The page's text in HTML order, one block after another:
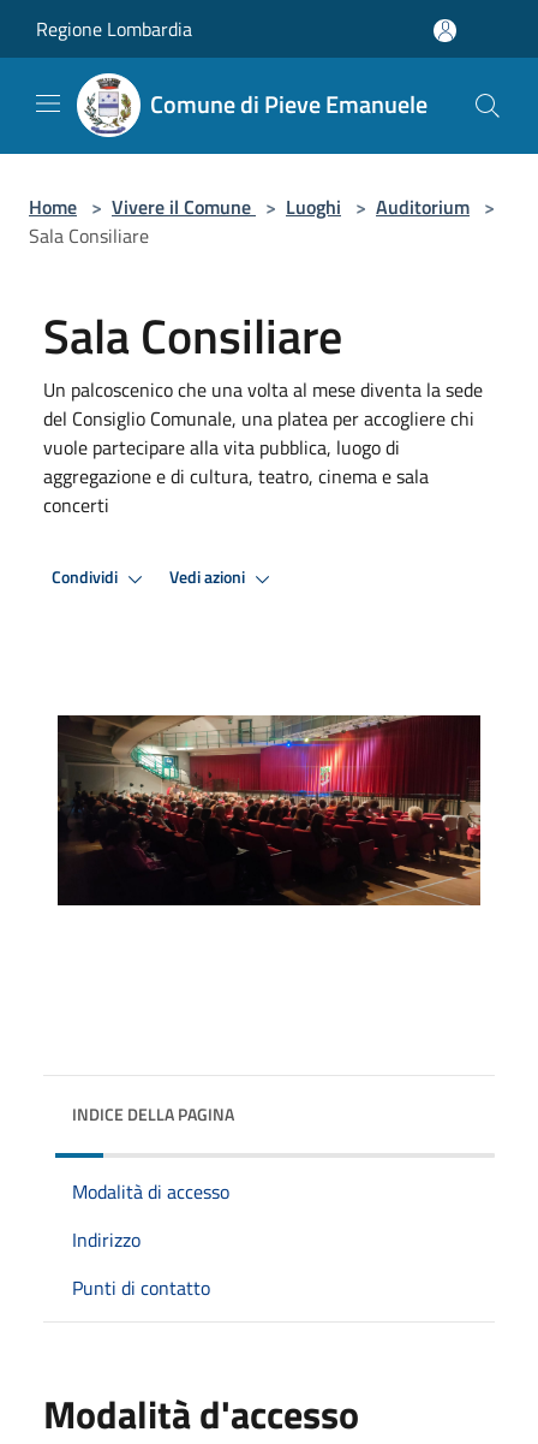
Regione Lombardia
Comune di Pieve Emanuele
Home > Vivere il Comune > Luoghi > Auditorium >
Sala Consiliare
Sala Consiliare
Un palcoscenico che una volta al mese diventa la sede
del Consiglio Comunale, una platea per accogliere chi
vuole partecipare alla vita pubblica, luogo di
aggregazione e di cultura, teatro, cinema e sala
concerti
Condividi Vedi azioni
INDICE DELLA PAGINA
Modalità di accesso
Indirizzo
Punti di contatto
Modalità d'accesso